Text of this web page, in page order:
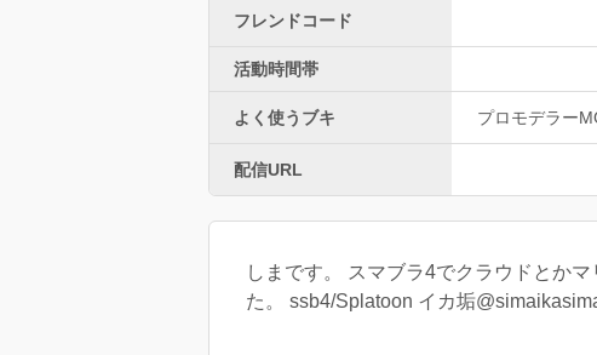
フレンドコード
活動時間帯
よく使うブキ プロモデラー
配信URL
しまです。 スマブラ4でクラウドとか
た。 ssb4/Splatoon イカ垢